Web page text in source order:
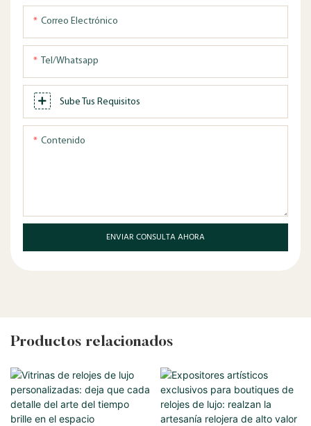
Correo Electrónico
Tel/whatsapp
Sube Tus Requisitos
Contenido
ENVIAR CONSULTA AHORA
Productos relacionados